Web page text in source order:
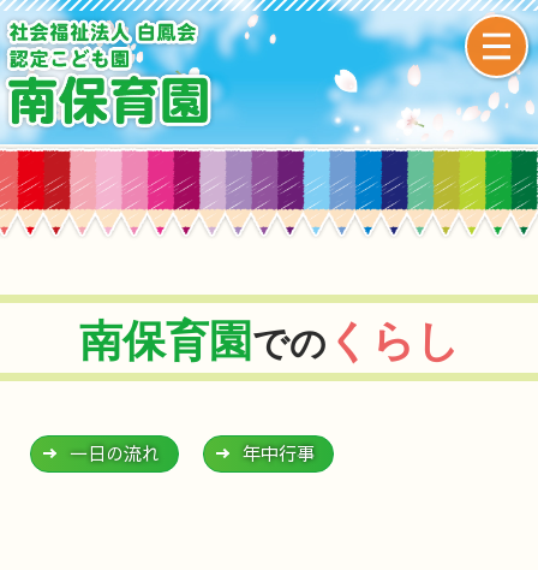
南保育園での くらし
一日の流れ 年中行事